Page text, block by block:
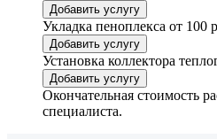
Добавить услугу
Укладка пеноплекса от 100
Добавить услугу
Установка коллектора
Добавить услугу
Окончательная стоимость
специалиста.